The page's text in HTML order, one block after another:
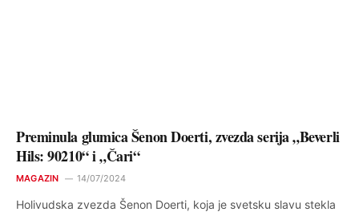
Preminula glumica Šenon Doerti, zvezda serija „Beverli
Hils: 90210“ i „Čari“
MAGAZIN 14/07/2024
Holivudska zvezda Šenon Doerti, koja je svetsku slavu stekla